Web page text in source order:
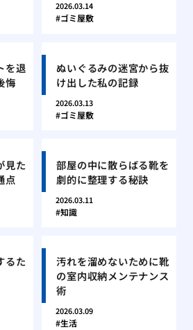
2026.03.14
ゴミ屋敷
を退
悔
ぬいぐるみの迷宮から抜
け出した私の記録
2026.03.13
ゴミ屋敷
見た
点
部屋の中に散らばる靴を
劇的に整理する秘訣
2026.03.11
知識
るた
汚れを溜めないために靴
の室内収納メンテナンス
術
2026.03.09
生活